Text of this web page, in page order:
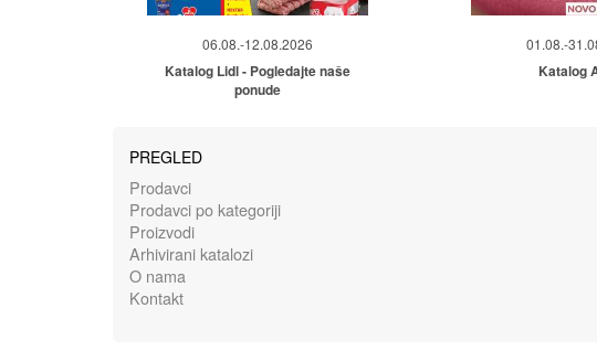
06.08.-12.08.2026
Katalog Lidl - Pogledajte naše
ponude
01.08.-
Katalog
PREGLED
Prodavci
Prodavci po kategoriji
Proizvodi
Arhivirani katalozi
O nama
Kontakt